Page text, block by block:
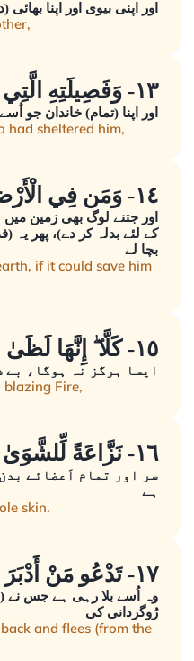
اور اپنی بیوی اور اپنا بھائی
١٣- وَفَصِيلَتِهِ الَّتِي تُؤْوِيهِ
اور اپنا (تمام) خاندان جو اُسے
had sheltered him,
١٤- وَمَن فِي الْأَرْضِ جَمِيعًا ثُمَّ يُنجِيهِ
اور جتنے لوگ بھی زمین
کے لئے بدلہ کر دے)، پھر یہ
بچا لے
if it could save him
١٥- كَلَّا ۖ إِنَّهَا لَظَىٰ
ایسا ہرگز نہ ہوگا، بے
blazing Fire,
١٦- نَزَّاعَةً لِّلشَّوَىٰ
سر اور تمام اَعضائے
ہے
skin.
١٧- تَدْعُو مَنْ أَدْبَرَ وَتَوَلَّىٰ
وہ اُسے بلا رہی ہے جس نے
رُوگردانی کی
and flees (from the